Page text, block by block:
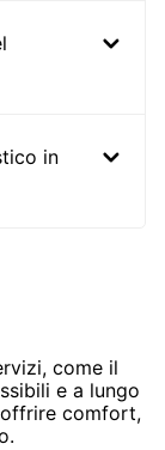
in
come il
e a lungo
comfort,